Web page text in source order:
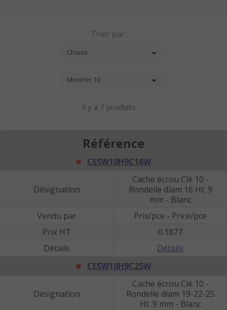
Trier par :
Choisir 
Montrer 10 
Il y a 7 produits.
Référence
CESW10H9C16W
Désignation
Cache écrou Clé 10 -
Rondelle diam 16 Ht. 9
mm - Blanc
Vendu par
Prix/pce - Price/pce
Prix HT
0.1877
Détails
Détails
CESW10H9C25W
Désignation
Cache écrou Clé 10 -
Rondelle diam 19-22-25
Ht. 9 mm - Blanc